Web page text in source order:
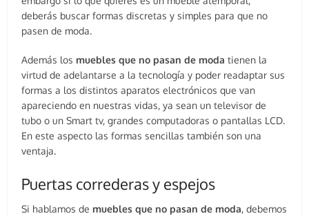
deberás buscar formas discretas y simples para que no
pasen de moda.
Además los muebles que no pasan de moda tienen la
virtud de adelantarse a la tecnología y poder readaptar sus
formas a los distintos aparatos electrónicos que van
apareciendo en nuestras vidas, ya sean un televisor de
tubo o un Smart tv, grandes computadoras o pantallas LCD.
En este aspecto las formas sencillas también son una
ventaja.
Puertas correderas y espejos
Si hablamos de muebles que no pasan de moda, debemos